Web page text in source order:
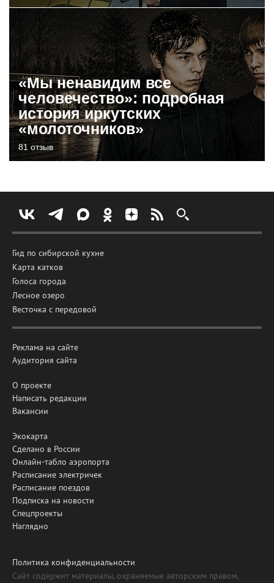
«Мы ненавидим все
человечество»: подробная
история иркутских
«молоточников»
81 отзыв
Гид по сибирской кухне
Карта катков
Голоса города
Лесное озеро
Весточка с передовой
Реклама на сайте
Аудитория сайта
О проекте
Написать редакции
Вакансии
Экокарта
Сделано в России
Онлайн-табло аэропорта
Расписание электричек
Расписание поездов
Подписка на новости
Спецпроекты
Наглядно
Политика конфиденциальности
Сайт содержит материалы, охраняемые авторским правом,